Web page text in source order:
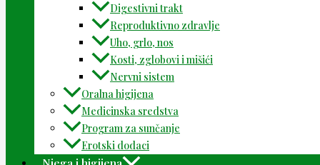
Digestivni trakt
Reproduktivno zdravlje
Uho, grlo, nos
Kosti, zglobovi i mišići
Nervni sistem
Oralna higijena
Medicinska sredstva
Program za sunčanje
Erotski dodaci